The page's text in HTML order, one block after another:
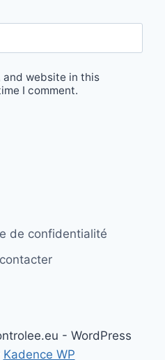
and website in this
I comment.
de confidentialité
- WordPress
Kadence WP